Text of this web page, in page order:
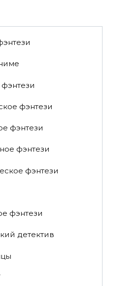
фэнтези
фэнтези
фэнтези
фэнтези
фэнтези
детектив